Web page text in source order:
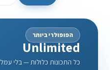
הפופולרי ביותר
Unlimited
כל התכונות כלולות — בלי